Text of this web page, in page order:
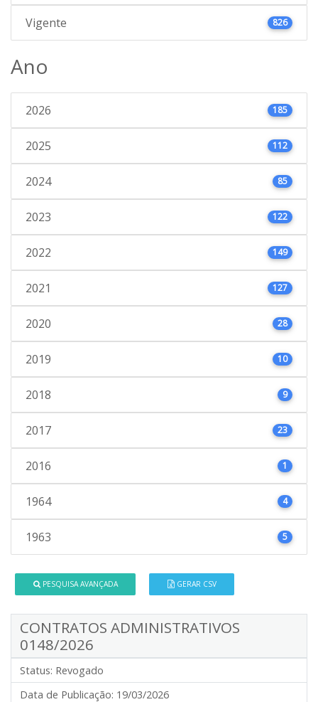
Vigente 826
Ano
2026 185
2025 112
2024 85
2023 122
2022 149
2021 127
2020 28
2019 10
2018 9
2017 23
2016 1
1964 4
1963 5
PESQUISA AVANÇADA GERAR CSV
CONTRATOS ADMINISTRATIVOS
0148/2026
Status: Revogado
Data de Publicação: 19/03/2026